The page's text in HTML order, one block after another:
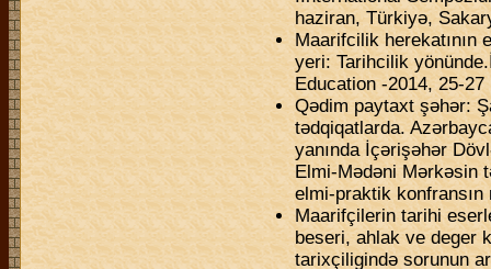
haziran, Türkiyə,
Maarifcilik herekatının
yeri: Tarihcilik
Education -2014, 25-
Qədim paytaxt şəhər:
tədqiqatlarda.
yanında İçərişəhər
Elmi-Mədəni Mərkəsin
elmi-praktik konfransın
Maarifçilerin tarihi
beseri, ahlak ve deger
tarixçiligində sorunun